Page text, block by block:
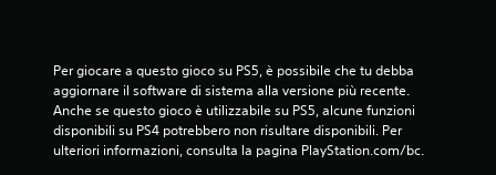
e
d
a
Per giocare a questo gioco su PS5, è possibile che tu debba
aggiornare il software di sistema alla versione più recente.
Anche se questo gioco è utilizzabile su PS5, alcune funzioni
disponibili su PS4 potrebbero non risultare disponibili. Per
ulteriori informazioni, consulta la pagina PlayStation.com/bc.